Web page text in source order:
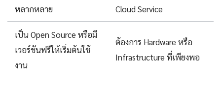
หลากหลาย
Cloud Service
เป็น Open Source หรือมี
เวอร์ชันฟรีให้เริ่มต้นใช้
งาน
ต้องการ Hardware หรือ
Infrastructure ที่เพียงพอ